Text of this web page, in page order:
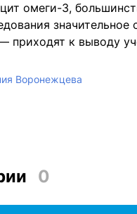
омеги-3,
значительное
приходят к выводу
Воронежцева
0